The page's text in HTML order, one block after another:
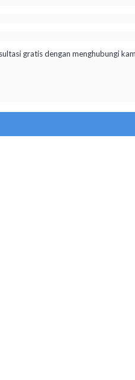
gratis dengan menghubungi